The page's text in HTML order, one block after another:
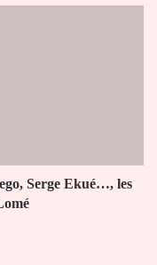
Serge Ekué…, les